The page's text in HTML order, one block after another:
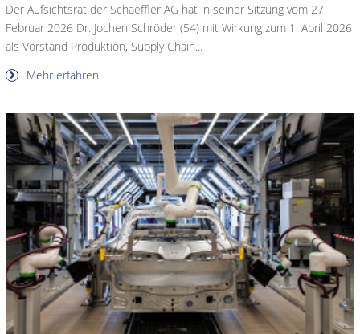
Der Aufsichtsrat der Schaeffler AG hat in seiner Sitzung vom 27.
Februar 2026 Dr. Jochen Schröder (54) mit Wirkung zum 1. April 2026
als Vorstand Produktion, Supply Chain...
Mehr erfahren